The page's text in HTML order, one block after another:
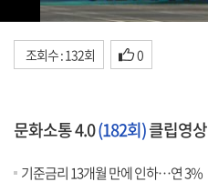
조회수 : 132회 0
문화소통 4.0(182회)클립영상
기준금리 13개월 만에 인하…연 3%